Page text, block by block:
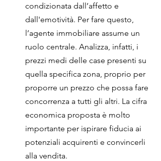
condizionata dall’affetto e
dall'emotività. Per fare questo,
l’agente immobiliare assume un
ruolo centrale. Analizza, infatti, i
prezzi medi delle case presenti su
quella specifica zona, proprio per
proporre un prezzo che possa fare
concorrenza a tutti gli altri. La cifra
economica proposta è molto
importante per ispirare fiducia ai
potenziali acquirenti e convincerli
alla vendita.